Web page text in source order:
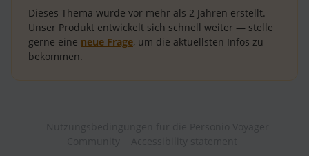
Dieses Thema wurde vor mehr als 2 Jahren erstellt.
Unser Produkt entwickelt sich schnell weiter — stelle
gerne eine neue Frage, um die aktuellsten Infos zu
bekommen.